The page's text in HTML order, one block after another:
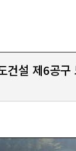
건설 제6공구